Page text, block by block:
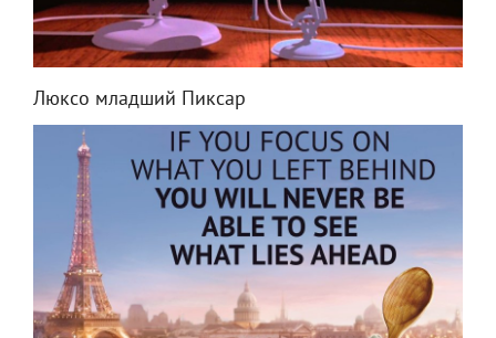
Люксо младший Пиксар